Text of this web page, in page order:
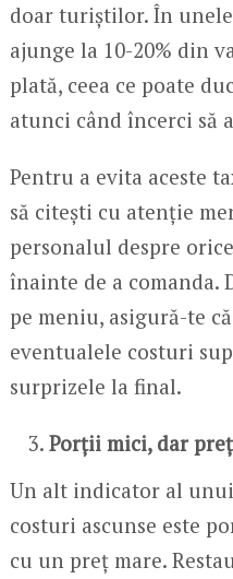
doar turiștilor. În
ajunge la 10-20% din
plată, ceea ce poate
atunci când încerci să
Pentru a evita aceste
să citești cu atenție
personalul despre
înainte de a comanda.
pe meniu, asigură-te
eventualele costuri
surprizele la final.
Porții mici, dar
Un alt indicator al
costuri ascunse este
cu un preț mare.